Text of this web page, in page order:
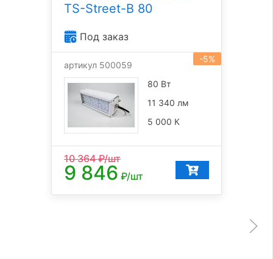
TS-Street-B 80
Под заказ
-5%
артикул 500059
80 Вт
11 340 лм
5 000 К
10 364₽/шт
9 846 ₽/шт